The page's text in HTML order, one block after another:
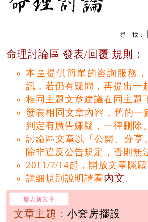
尋 找：
命理討論區 發表/回覆 規則：
本區提供簡單的咨詢服務
訊，若仍有疑問，再提出一
相同主題文章建議在同主題
發表相同文章內容，舊的
判定有廣告嫌疑，一律刪除
討論區文章以「公開、分
除非違反公告規定，否則無
2011/7/14起，開放文章隱
詳細規則說明請看內文。
發表新文章
文章主題： 小套房擺設